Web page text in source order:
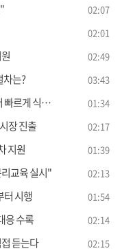
02:07
02:01
02:49
차는? 03:43
게 식별" 01:34
장 진출 02:17
지원 01:39
교육 실시" 02:13
터 시행 01:54
응 수록 02:14
듣는다 02:15